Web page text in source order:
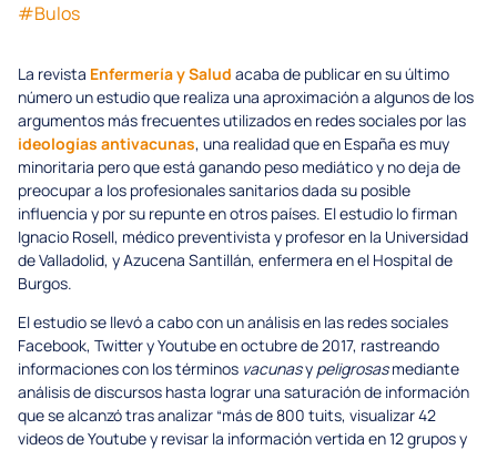
#Bulos
La revista Enfermería y Salud acaba de publicar en su último
número un estudio que realiza una aproximación a algunos de los
argumentos más frecuentes utilizados en redes sociales por las
ideologías antivacunas, una realidad que en España es muy
minoritaria pero que está ganando peso mediático y no deja de
preocupar a los profesionales sanitarios dada su posible
influencia y por su repunte en otros países. El estudio lo firman
Ignacio Rosell, médico preventivista y profesor en la Universidad
de Valladolid, y Azucena Santillán, enfermera en el Hospital de
Burgos.
El estudio se llevó a cabo con un análisis en las redes sociales
Facebook, Twitter y Youtube en octubre de 2017, rastreando
informaciones con los términos vacunasy peligrosasmediante
análisis de discursos hasta lograr una saturación de información
que se alcanzó tras analizar “más de 800 tuits, visualizar 42
videos de Youtube y revisar la información vertida en 12 grupos y